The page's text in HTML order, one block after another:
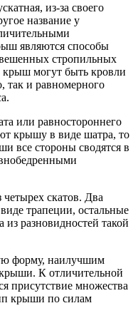
из-за своего
название у
являются способы
стропильных
могут быть кровли
так и равномерного
или равностороннего
крышу в виде шатра, то
все стороны сводятся в
скатов. Два
трапеции, остальные
из разновидностей такой
форму, наилучшим
К отличительной
присутствие множества
крыши по силам